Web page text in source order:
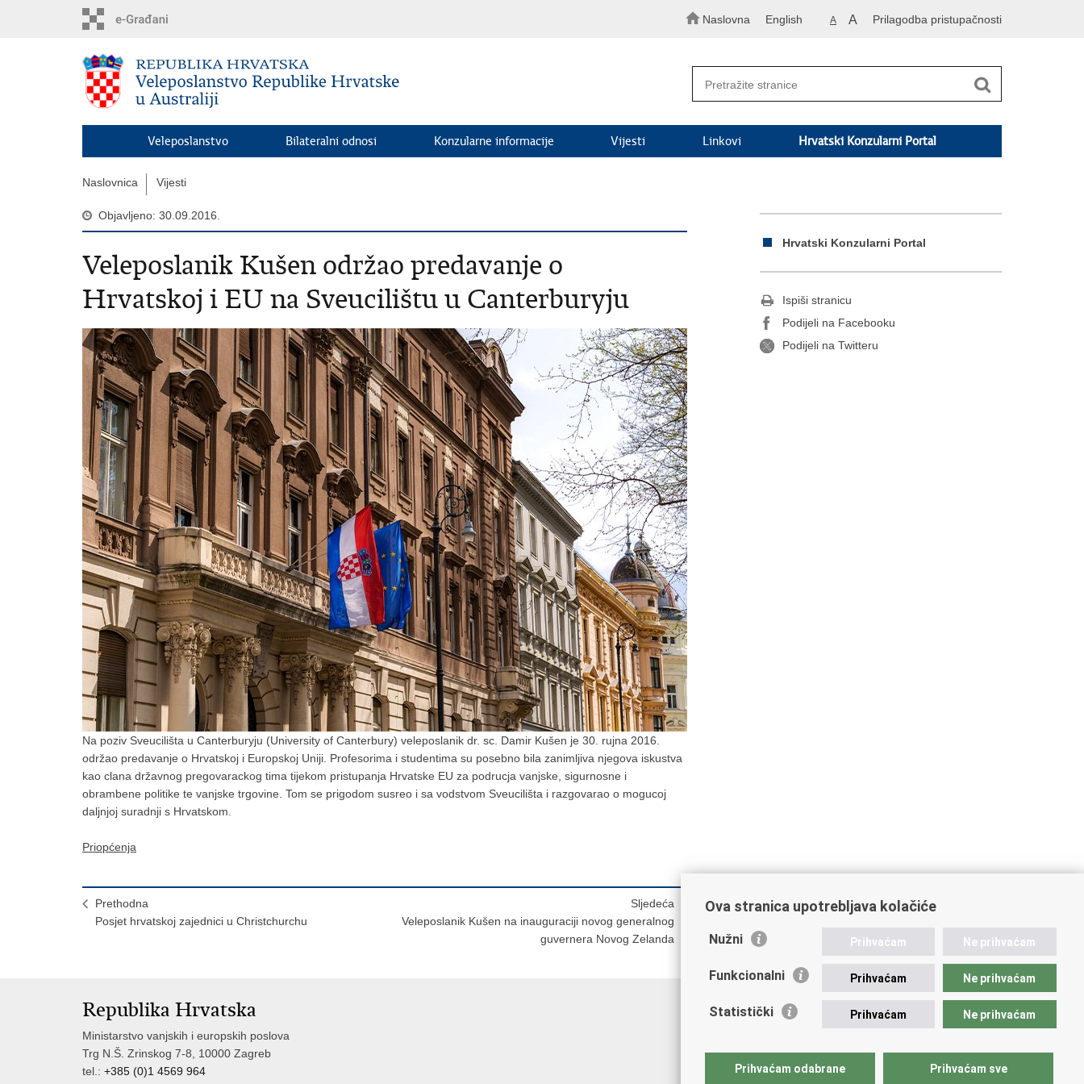
Naslovna English A A Prilagodba pristupačnosti
Veleposlanstvo Bilateralni odnosi Konzularne informacije Vijesti Linkovi Hrvatski Konzularni Portal
Naslovnica Vijesti
Objavljeno: 30.09.2016.
Veleposlanik Kušen održao predavanje o
Hrvatskoj i EU na Sveucilištu u Canterburyju
Na poziv Sveucilišta u Canterburyju (University of Canterbury) veleposlanik dr. sc. Damir Kušen je 30. rujna 2016.
održao predavanje o Hrvatskoj i Europskoj Uniji. Profesorima i studentima su posebno bila zanimljiva njegova iskustva
kao clana državnog pregovarackog tima tijekom pristupanja Hrvatske EU za podrucja vanjske, sigurnosne i
obrambene politike te vanjske trgovine. Tom se prigodom susreo i sa vodstvom Sveucilišta i razgovarao o mogucoj
daljnjoj suradnji s Hrvatskom.
Priopćenja
Prethodna
Posjet hrvatskoj zajednici u Christchurchu
Sljedeća
Veleposlanik Kušen na inauguraciji novog generalnog
guvernera Novog Zelanda
Hrvatski Konzularni Portal
Ispiši stranicu
Podijeli na Facebooku
Podijeli na Twitteru
Republika Hrvatska
Ministarstvo vanjskih i europskih poslova
Trg N.Š. Zrinskog 7-8, 10000 Zagreb
tel.: +385 (0)1 4569 964
Ova stranica upotrebljava kolačiće
Nužni Prihvaćam Ne prihvaćam
Funkcionalni Prihvaćam Ne prihvaćam
Statistički Prihvaćam Ne prihvaćam
Prihvaćam odabrane Prihvaćam sve